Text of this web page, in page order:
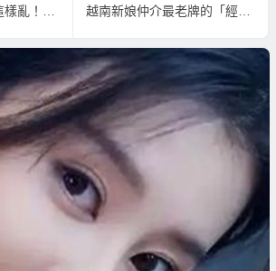
越南新娘仲介最老牌的「經典越南新娘」告訴您：娶越南新娘應該知道的20件事！